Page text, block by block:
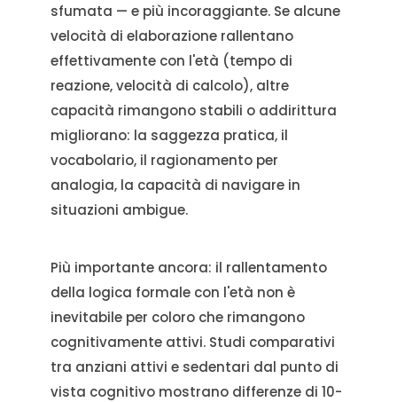
sfumata — e più incoraggiante. Se alcune
velocità di elaborazione rallentano
effettivamente con l'età (tempo di
reazione, velocità di calcolo), altre
capacità rimangono stabili o addirittura
migliorano: la saggezza pratica, il
vocabolario, il ragionamento per
analogia, la capacità di navigare in
situazioni ambigue.
Più importante ancora: il rallentamento
della logica formale con l'età non è
inevitabile per coloro che rimangono
cognitivamente attivi. Studi comparativi
tra anziani attivi e sedentari dal punto di
vista cognitivo mostrano differenze di 10-